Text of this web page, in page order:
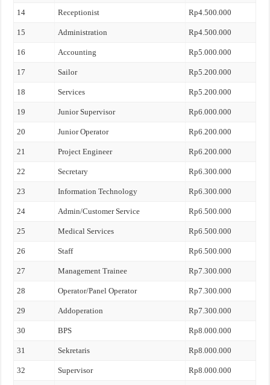
14 Receptionist Rp4.500.000
15 Administration Rp4.500.000
16 Accounting Rp5.000.000
17 Sailor Rp5.200.000
18 Services Rp5.200.000
19 Junior Supervisor Rp6.000.000
20 Junior Operator Rp6.200.000
21 Project Engineer Rp6.200.000
22 Secretary Rp6.300.000
23 Information Technology Rp6.300.000
24 Admin/Customer Service Rp6.500.000
25 Medical Services Rp6.500.000
26 Staff Rp6.500.000
27 Management Trainee Rp7.300.000
28 Operator/Panel Operator Rp7.300.000
29 Addoperation Rp7.300.000
30 BPS Rp8.000.000
31 Sekretaris Rp8.000.000
32 Supervisor Rp8.000.000